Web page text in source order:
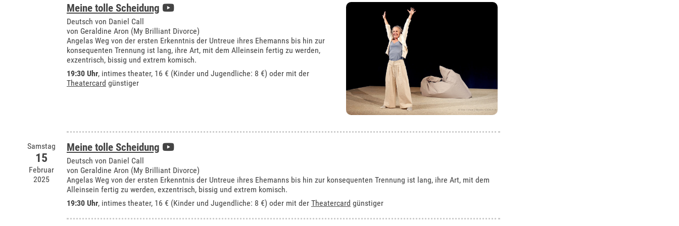
Meine tolle Scheidung
Deutsch von Daniel Call
von Geraldine Aron (My Brilliant Divorce)
Angelas Weg von der ersten Erkenntnis der Untreue ihres Ehemanns bis hin zur
konsequenten Trennung ist lang, ihre Art, mit dem Alleinsein fertig zu werden,
exzentrisch, bissig und extrem komisch.
19:30 Uhr, intimes theater, 16 € (Kinder und Jugendliche: 8 €) oder mit der
Theatercard günstiger
Samstag
15
Februar
2025
Meine tolle Scheidung
Deutsch von Daniel Call
von Geraldine Aron (My Brilliant Divorce)
Angelas Weg von der ersten Erkenntnis der Untreue ihres Ehemanns bis hin zur konsequenten Trennung ist lang, ihre Art, mit dem
Alleinsein fertig zu werden, exzentrisch, bissig und extrem komisch.
19:30 Uhr, intimes theater, 16 € (Kinder und Jugendliche: 8 €) oder mit der Theatercard günstiger